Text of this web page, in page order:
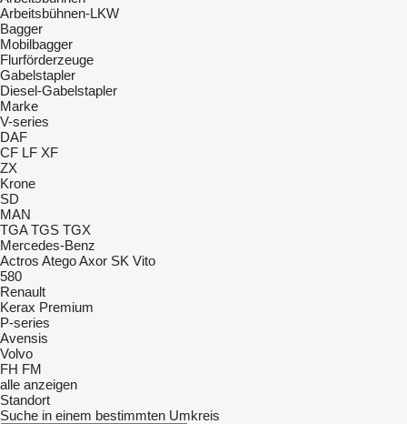
Arbeitsbühnen-LKW
Bagger
Mobilbagger
Flurförderzeuge
Gabelstapler
Diesel-Gabelstapler
Marke
V-series
DAF
CF LF XF
ZX
Krone
SD
MAN
TGA TGS TGX
Mercedes-Benz
Actros AtegoAxor SK Vito
580
Renault
Kerax Premium
P-series
Avensis
Volvo
FH FM
alle anzeigen
Standort
Suche in einem bestimmten Umkreis